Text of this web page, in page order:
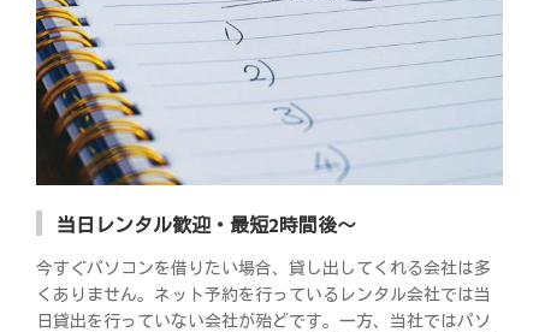
当日レンタル歓迎・最短2時間後～
今すぐパソコンを借りたい場合、貸し出してくれる会社は多
くありません。ネット予約を行っているレンタル会社では当
日貸出を行っていない会社が殆どです。一方、当社ではパソ